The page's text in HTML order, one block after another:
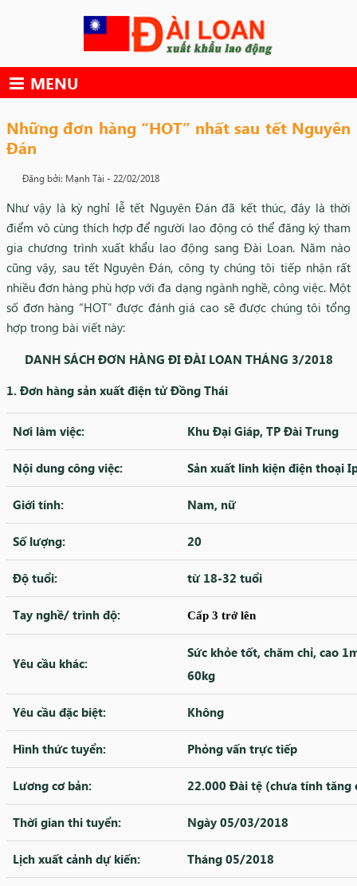
MENU
Những đơn hàng “HOT” nhất sau tết Nguyên
Đán
Đăng bởi: Mạnh Tài - 22/02/2018
Như vậy là kỳ nghỉ lễ tết Nguyên Đán đã kết thúc, đây là thời
điểm vô cùng thích hợp để người lao động có thể đăng ký tham
gia chương trình xuất khẩu lao động sang Đài Loan. Năm nào
cũng vậy, sau tết Nguyên Đán, công ty chúng tôi tiếp nhận rất
nhiều đơn hàng phù hợp với đa dạng ngành nghề, công việc. Một
số đơn hàng “HOT” được đánh giá cao sẽ được chúng tôi tổng
hợp trong bài viết này:
DANH SÁCH ĐƠN HÀNG ĐI ĐÀI LOAN THÁNG 3/2018
1. Đơn hàng sản xuất điện tử Đồng Thái
Nơi làm việc: Khu Đại Giáp, TP Đài Trung
Nội dung công việc: Sản xuất linh kiện điện thoại
Giới tính: Nam, nữ
Số lượng: 20
Độ tuổi: từ 18-32 tuổi
Tay nghề/ trình độ: Cấp 3 trở lên
Yêu cầu khác:
Sức khỏe tốt, chăm chỉ, cao
60kg
Yêu cầu đặc biệt: Không
Hình thức tuyển: Phỏng vấn trực tiếp
Lương cơ bản: 22.000 Đài tệ (chưa tính tăng
Thời gian thi tuyển: Ngày 05/03/2018
Lịch xuất cảnh dự kiến: Tháng 05/2018